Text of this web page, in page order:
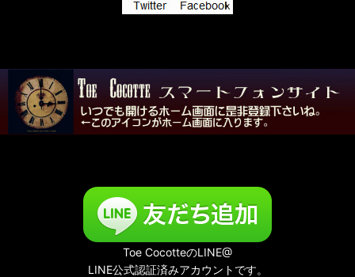
Toe CocotteのLINE@
LINE公式認証済みアカウントです。